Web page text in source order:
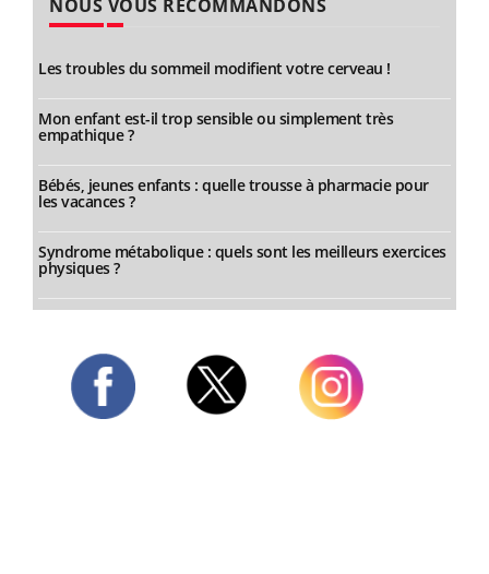
NOUS VOUS RECOMMANDONS
Les troubles du sommeil modifient votre cerveau !
Mon enfant est-il trop sensible ou simplement très
empathique ?
Bébés, jeunes enfants : quelle trousse à pharmacie pour
les vacances ?
Syndrome métabolique : quels sont les meilleurs exercices
physiques ?